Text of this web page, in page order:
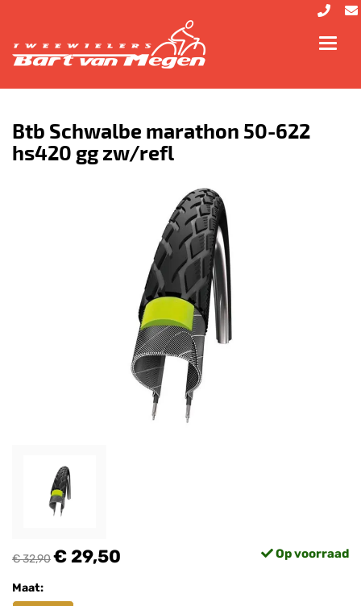
Btb Schwalbe marathon 50-622
hs420 gg zw/refl
€ 32,90€ 29,50 Op voorraad
Maat: